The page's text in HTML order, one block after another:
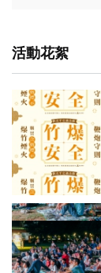
活動花絮